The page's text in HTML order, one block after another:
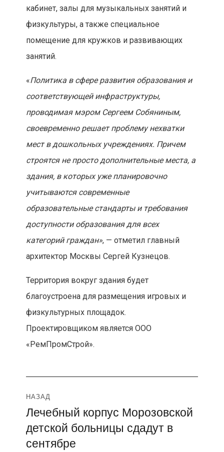
кабинет, залы для музыкальных занятий и
физкультуры, а также специальное
помещение для кружков и развивающих
занятий.
«Политика в сфере развития образования и
соответствующей инфраструктуры,
проводимая мэром Сергеем Собяниным,
своевременно решает проблему нехватки
мест в дошкольных учреждениях. Причем
строятся не просто дополнительные места, а
здания, в которых уже планировочно
учитываются современные
образовательные стандарты и требования
доступности образования для всех
категорий граждан», — отметил главный
архитектор Москвы Сергей Кузнецов.
Территория вокруг здания будет
благоустроена для размещения игровых и
физкультурных площадок.
Проектировщиком является ООО
«РемПромСтрой».
Навигация
по
записям
НАЗАД
Предыдущая
запись:
Лечебный корпус Морозовской
детской больницы сдадут в
сентябре